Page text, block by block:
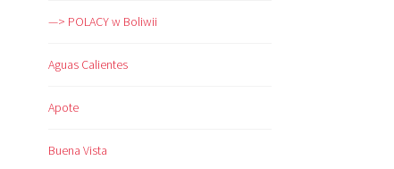
—> POLACY w Boliwii
Aguas Calientes
Apote
Buena Vista